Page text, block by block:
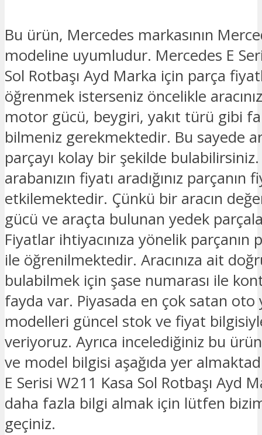
Bu ürün, Mercedes markasının
modeline uyumludur. Mercedes E
Sol Rotbaşı Ayd Marka için parça
öğrenmek isterseniz öncelikle
motor gücü, beygiri, yakıt türü gibi
bilmeniz gerekmektedir. Bu sayede
parçayı kolay bir şekilde bulabilirsiniz.
arabanızın fiyatı aradığınız parçanın
etkilemektedir. Çünkü bir aracın
gücü ve araçta bulunan yedek
Fiyatlar ihtiyacınıza yönelik parçanın
ile öğrenilmektedir. Aracınıza ait
bulabilmek için şase numarası ile
fayda var. Piyasada en çok satan oto
modelleri güncel stok ve fiyat
veriyoruz. Ayrıca incelediğiniz bu
ve model bilgisi aşağıda yer
E Serisi W211 Kasa Sol Rotbaşı Ayd
daha fazla bilgi almak için lütfen
geçiniz.